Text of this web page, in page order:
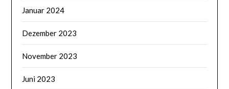
Januar 2024
Dezember 2023
November 2023
Juni 2023